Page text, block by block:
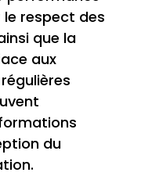
le respect des
que la
aux
du